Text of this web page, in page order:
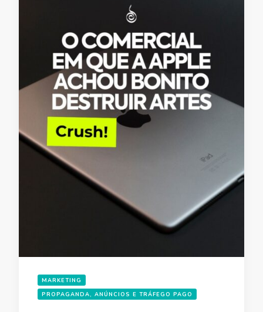
MARKETING
PROPAGANDA, ANÚNCIOS E TRÁFEGO PAGO